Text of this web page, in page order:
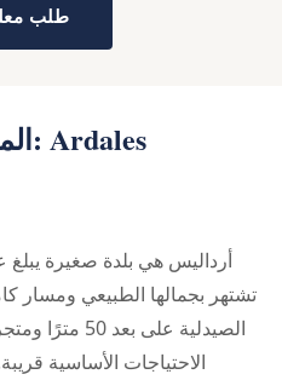
طلب
الموقع والبيئة: Ardales
تشتهر بجمالها الطبيعي ومسار
الاحتياجات الأساسية